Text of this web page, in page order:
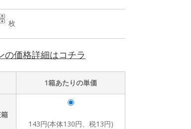
枚
の価格詳細はコチラ
1箱あたりの単価
143円(本体130円、税13円)